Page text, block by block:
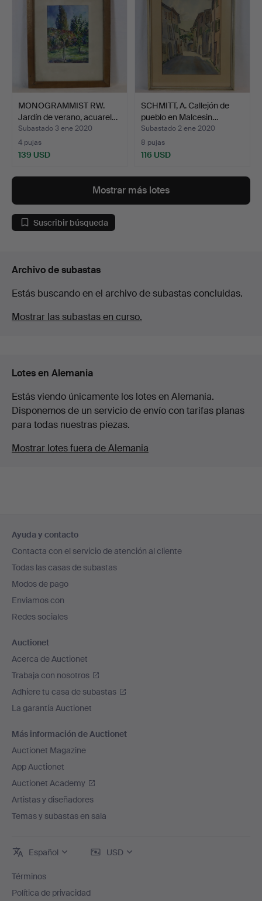
MONOGRAMMIST RW.
Jardín de verano, acuarel…
Subastado 3 ene 2020
4 pujas
139 USD
SCHMITT, A. Callejón de
pueblo en Malcesin…
Subastado 2 ene 2020
8 pujas
116 USD
Mostrar más lotes
Suscribir búsqueda
Archivo de subastas
Estás buscando en el archivo de subastas concluidas.
Mostrar las subastas en curso.
Lotes en Alemania
Estás viendo únicamente los lotes en Alemania.
Disponemos de un servicio de envío con tarifas planas
para todas nuestras piezas.
Mostrar lotes fuera de Alemania
en
el
pie
de
página
Ayuda y contacto
Contacta con el servicio de atención al cliente
Todas las casas de subastas
Modos de pago
Enviamos con
Redes sociales
Auctionet
Acerca de Auctionet
Trabaja con nosotros
Adhiere tu casa de subastas
La garantía Auctionet
Más información de Auctionet
Auctionet Magazine
App Auctionet
Auctionet Academy
Artistas y diseñadores
Temas y subastas en sala
Español USD
Términos
Política de privacidad